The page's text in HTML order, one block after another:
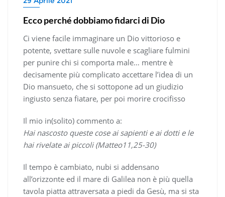
Ecco perché dobbiamo fidarci di Dio
Ci viene facile immaginare un Dio vittorioso e
potente, svettare sulle nuvole e scagliare fulmini
per punire chi si comporta male… mentre è
decisamente più complicato accettare l’idea di un
Dio mansueto, che si sottopone ad un giudizio
ingiusto senza fiatare, per poi morire crocifisso
Il mio in(solito) commento a:
Hai nascosto queste cose ai sapienti e ai dotti e le
hai rivelate ai piccoli (Matteo11,25-30)
Il tempo è cambiato, nubi si addensano
all’orizzonte ed il mare di Galilea non è più quella
tavola piatta attraversata a piedi da Gesù, ma si sta